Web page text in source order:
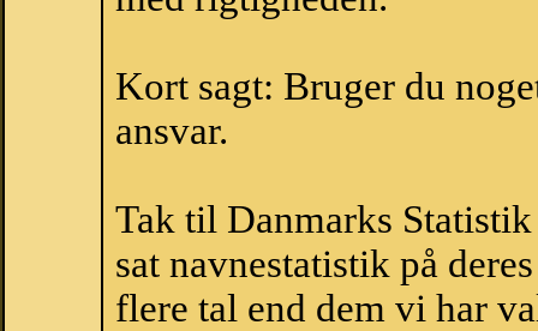
Kort sagt: Bruger du
ansvar.
Tak til Danmarks
sat navnestatistik på
flere tal end dem vi har